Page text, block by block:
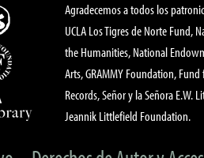
Agradecemos a todos los
UCLA Los Tigres de Norte Fund,
the Humanities, National
Arts, GRAMMY Foundation,
Records, Señor y la Señora E.W.
Jeannik Littlefield Foundation.